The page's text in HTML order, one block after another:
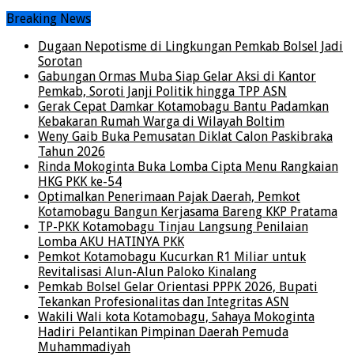
Breaking News
Dugaan Nepotisme di Lingkungan Pemkab Bolsel Jadi
Sorotan
Gabungan Ormas Muba Siap Gelar Aksi di Kantor
Pemkab, Soroti Janji Politik hingga TPP ASN
Gerak Cepat Damkar Kotamobagu Bantu Padamkan
Kebakaran Rumah Warga di Wilayah Boltim
Weny Gaib Buka Pemusatan Diklat Calon Paskibraka
Tahun 2026
Rinda Mokoginta Buka Lomba Cipta Menu Rangkaian
HKG PKK ke-54
Optimalkan Penerimaan Pajak Daerah, Pemkot
Kotamobagu Bangun Kerjasama Bareng KKP Pratama
TP-PKK Kotamobagu Tinjau Langsung Penilaian
Lomba AKU HATINYA PKK
Pemkot Kotamobagu Kucurkan R1 Miliar untuk
Revitalisasi Alun-Alun Paloko Kinalang
Pemkab Bolsel Gelar Orientasi PPPK 2026, Bupati
Tekankan Profesionalitas dan Integritas ASN
Wakili Wali kota Kotamobagu, Sahaya Mokoginta
Hadiri Pelantikan Pimpinan Daerah Pemuda
Muhammadiyah